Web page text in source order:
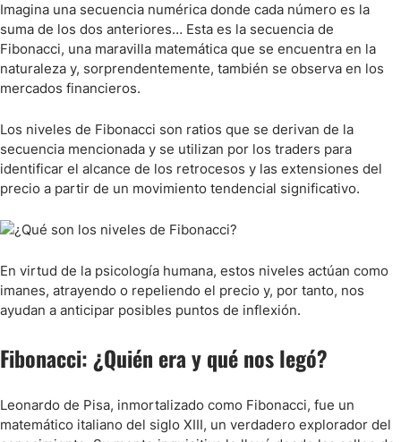
Imagina una secuencia numérica donde cada número es la
suma de los dos anteriores… Esta es la secuencia de
Fibonacci, una maravilla matemática que se encuentra en la
naturaleza y, sorprendentemente, también se observa en los
mercados financieros.
Los niveles de Fibonacci son ratios que se derivan de la
secuencia mencionada y se utilizan por los traders para
identificar el alcance de los retrocesos y las extensiones del
precio a partir de un movimiento tendencial significativo.
En virtud de la psicología humana, estos niveles actúan como
imanes, atrayendo o repeliendo el precio y, por tanto, nos
ayudan a anticipar posibles puntos de inflexión.
Fibonacci: ¿Quién era y qué nos legó?
Leonardo de Pisa, inmortalizado como Fibonacci, fue un
matemático italiano del siglo XIII, un verdadero explorador del